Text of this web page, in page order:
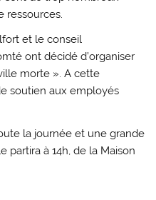
ressources.
et le conseil
ont décidé d’organiser
morte ». A cette
soutien aux employés
la journée et une grande
partira à 14h, de la Maison